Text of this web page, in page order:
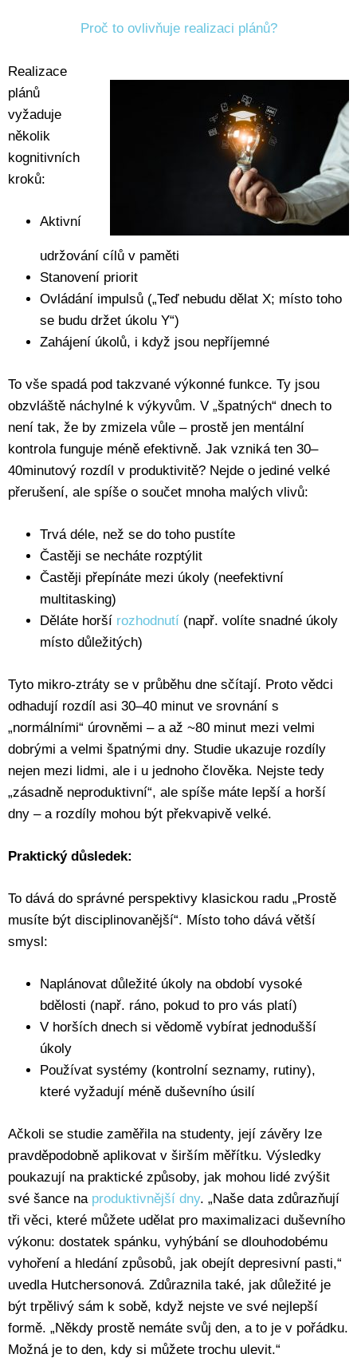
Proč to ovlivňuje realizaci plánů?
Realizace
plánů
vyžaduje
několik
kognitivních
kroků:
Aktivní
udržování cílů v paměti
Stanovení priorit
Ovládání impulsů („Teď nebudu dělat X; místo toho
se budu držet úkolu Y“)
Zahájení úkolů, i když jsou nepříjemné
To vše spadá pod takzvané výkonné funkce. Ty jsou
obzvláště náchylné k výkyvům. V „špatných“ dnech to
není tak, že by zmizela vůle – prostě jen mentální
kontrola funguje méně efektivně. Jak vzniká ten 30–
40minutový rozdíl v produktivitě? Nejde o jediné velké
přerušení, ale spíše o součet mnoha malých vlivů:
Trvá déle, než se do toho pustíte
Častěji se necháte rozptýlit
Častěji přepínáte mezi úkoly (neefektivní
multitasking)
Děláte horší rozhodnutí (např. volíte snadné úkoly
místo důležitých)
Tyto mikro-ztráty se v průběhu dne sčítají. Proto vědci
odhadují rozdíl asi 30–40 minut ve srovnání s
„normálními“ úrovněmi – a až ~80 minut mezi velmi
dobrými a velmi špatnými dny. Studie ukazuje rozdíly
nejen mezi lidmi, ale i u jednoho člověka. Nejste tedy
„zásadně neproduktivní“, ale spíše máte lepší a horší
dny – a rozdíly mohou být překvapivě velké.
Praktický důsledek:
To dává do správné perspektivy klasickou radu „Prostě
musíte být disciplinovanější“. Místo toho dává větší
smysl:
Naplánovat důležité úkoly na období vysoké
bdělosti (např. ráno, pokud to pro vás platí)
V horších dnech si vědomě vybírat jednodušší
úkoly
Používat systémy (kontrolní seznamy, rutiny),
které vyžadují méně duševního úsilí
Ačkoli se studie zaměřila na studenty, její závěry lze
pravděpodobně aplikovat v širším měřítku. Výsledky
poukazují na praktické způsoby, jak mohou lidé zvýšit
své šance na produktivnější dny. „Naše data zdůrazňují
tři věci, které můžete udělat pro maximalizaci duševního
výkonu: dostatek spánku, vyhýbání se dlouhodobému
vyhoření a hledání způsobů, jak obejít depresivní pasti,“
uvedla Hutchersonová. Zdůraznila také, jak důležité je
být trpělivý sám k sobě, když nejste ve své nejlepší
formě. „Někdy prostě nemáte svůj den, a to je v pořádku.
Možná je to den, kdy si můžete trochu ulevit.“